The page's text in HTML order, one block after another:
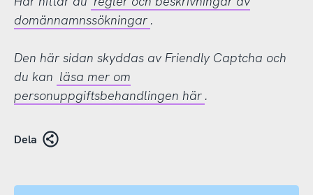
domännamnssökningar .
Den här sidan skyddas av Friendly Captcha och
du kan läsa mer om
personuppgiftsbehandlingen här .
Dela